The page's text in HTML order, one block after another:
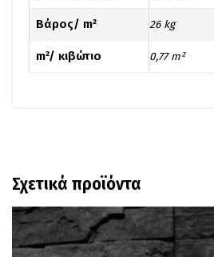
Βάρος/ m² 26 kg
m²/ κιβώτιο 0,77 m²
Σχετικά προϊόντα